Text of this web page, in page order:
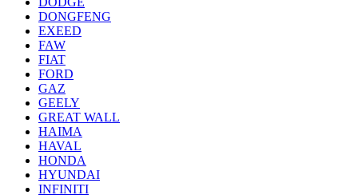
DONGFENG
EXEED
FAW
FIAT
FORD
GAZ
GEELY
GREAT WALL
HAIMA
HAVAL
HONDA
HYUNDAI
INFINITI